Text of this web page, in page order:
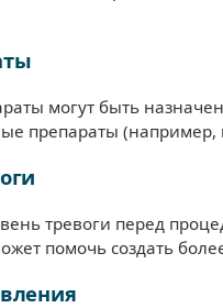
могут быть
препараты
тревоги перед
помочь создать